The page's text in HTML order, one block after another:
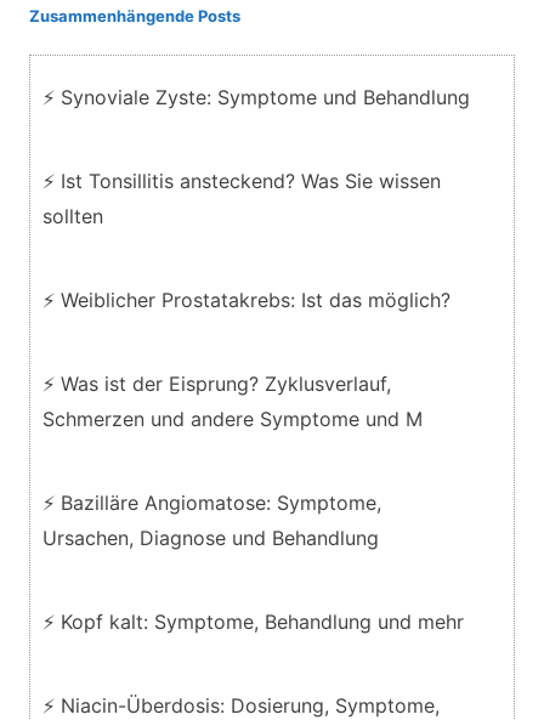
Zusammenhängende Posts
⚡ Synoviale Zyste: Symptome und Behandlung
⚡ Ist Tonsillitis ansteckend? Was Sie wissen
sollten
⚡ Weiblicher Prostatakrebs: Ist das möglich?
⚡ Was ist der Eisprung? Zyklusverlauf,
Schmerzen und andere Symptome und M
⚡ Bazilläre Angiomatose: Symptome,
Ursachen, Diagnose und Behandlung
⚡ Kopf kalt: Symptome, Behandlung und mehr
⚡ Niacin-Überdosis: Dosierung, Symptome,